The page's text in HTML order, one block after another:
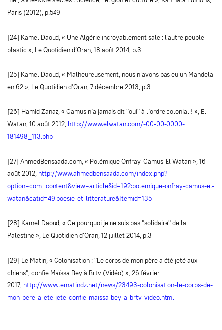
Paris (2012), p.549
[24] Kamel Daoud, « Une Algérie incroyablement sale : l’autre peuple
plastic », Le Quotidien d’Oran, 18 août 2014, p.3
[25] Kamel Daoud, « Malheureusement, nous n’avons pas eu un Mandela
en 62 », Le Quotidien d’Oran, 7 décembre 2013, p.3
[26] Hamid Zanaz, « Camus n’a jamais dit "oui" à l’ordre colonial ! », El
Watan, 10 août 2012, http://www.elwatan.com/-00-00-0000-
181498_113.php
[27] AhmedBensaada.com, « Polémique Onfray-Camus-El Watan », 16
août 2012, http://www.ahmedbensaada.com/index.php?
option=com_content&view=article&id=192:polemique-onfray-camus-el-
watan&catid=49:poesie-et-litterature&Itemid=135
[28] Kamel Daoud, « Ce pourquoi je ne suis pas "solidaire" de la
Palestine », Le Quotidien d’Oran, 12 juillet 2014, p.3
[29] Le Matin, « Colonisation : "Le corps de mon père a été jeté aux
chiens", confie Maïssa Bey à Brtv (Vidéo) », 26 février
2017, http://www.lematindz.net/news/23493-colonisation-le-corps-de-
mon-pere-a-ete-jete-confie-maissa-bey-a-brtv-video.html